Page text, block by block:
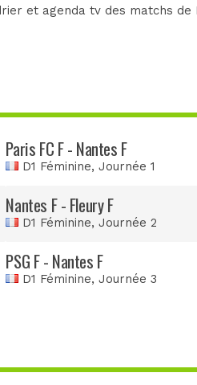
et agenda tv des matchs
Paris FC F - Nantes F
D1 Féminine, Journée 1
Nantes F - Fleury F
D1 Féminine, Journée 2
PSG F - Nantes F
D1 Féminine, Journée 3